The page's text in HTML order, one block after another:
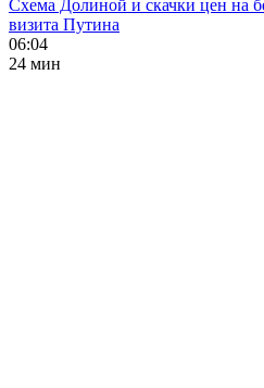
Схема Долиной и скачки цен на
визита Путина
06:04
24 мин